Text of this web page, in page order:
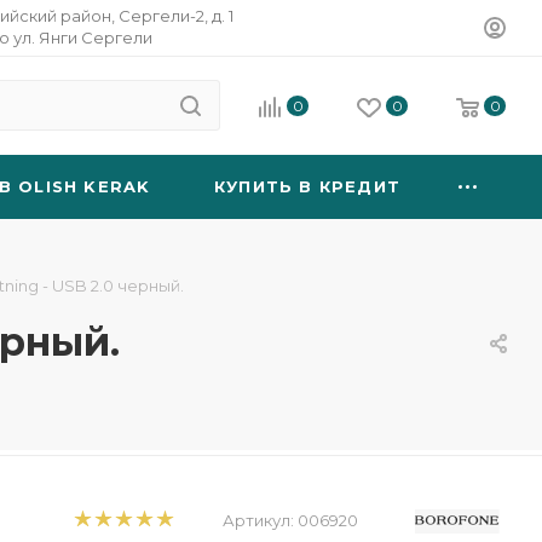
район, Сергели-2, д. 1
ул. Янги Сергели
0 0 0
OLISH KERAK КУПИТЬ В КРЕДИТ
- USB 2.0 черный.
Артикул: 006920